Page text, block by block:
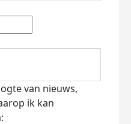
van nieuws,
ik kan